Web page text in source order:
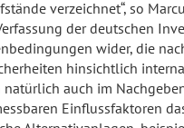
verzeichnet“, so
der deutschen
wider, die
hinsichtlich
auch im
Einflussfaktoren